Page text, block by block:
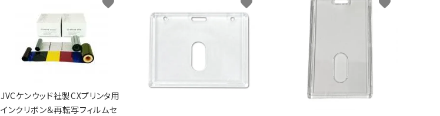
JVCケンウッド社製CXプリンタ用
インクリボン＆再転写フィルムセ